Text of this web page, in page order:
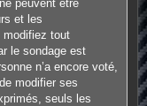
peuvent être
et les
modifiez tout
le sondage est
n’a encore voté,
modifier ses
seuls les